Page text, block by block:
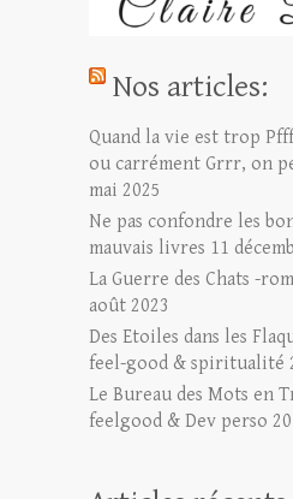
Nos articles:
Quand la vie est trop
ou carrément Grrr, on
mai 2025
Ne pas confondre les
mauvais livres 11
La Guerre des Chats -
août 2023
Des Etoiles dans les
feel-good & spiritualité
Le Bureau des Mots en
feelgood & Dev perso